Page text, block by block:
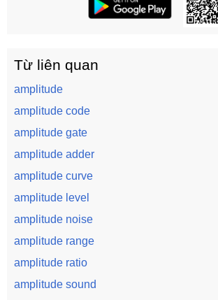
Từ liên quan
amplitude
amplitude code
amplitude gate
amplitude adder
amplitude curve
amplitude level
amplitude noise
amplitude range
amplitude ratio
amplitude sound